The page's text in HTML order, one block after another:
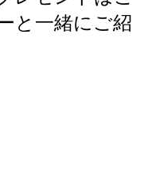
と一緒にご紹